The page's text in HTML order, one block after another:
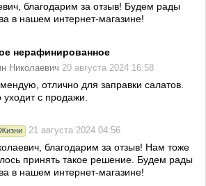
благодарим за отзыв! Будем рады
в нашем интернет-магазине!
нерафинированное
Николаевич 20 августа 2024 16:58
отлично для заправки салатов.
с продажи.
21 августа 2024 04:56
благодарим за отзыв! Нам тоже
принять такое решение. Будем рады
в нашем интернет-магазине!